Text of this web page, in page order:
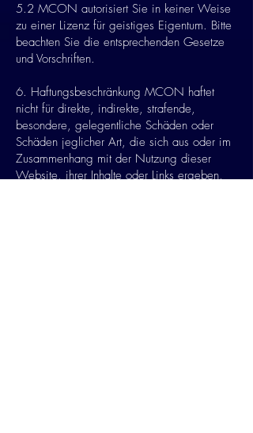
5.2 MCON autorisiert Sie in keiner Weise
zu einer Lizenz für geistiges Eigentum. Bitte
beachten Sie die entsprechenden Gesetze
und Vorschriften.
6. Haftungsbeschränkung MCON haftet
nicht für direkte, indirekte, strafende,
besondere, gelegentliche Schäden oder
Schäden jeglicher Art, die sich aus oder im
Zusammenhang mit der Nutzung dieser
Website, ihrer Inhalte oder Links ergeben,